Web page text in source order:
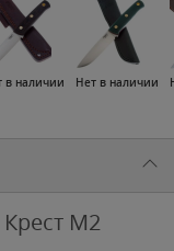
в наличии Нет в наличии
M2